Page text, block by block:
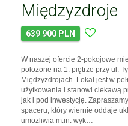
Międzyzdroje
639 900 PLN
W naszej ofercie 2-pokojowe
położone na 1. piętrze przy ul.
Międzyzdrojach. Lokal jest w
użytkowania i stanowi ciekawą
jak i pod inwestycję.
spaceru, który wiernie oddaje
umożliwia m.in. wyk…